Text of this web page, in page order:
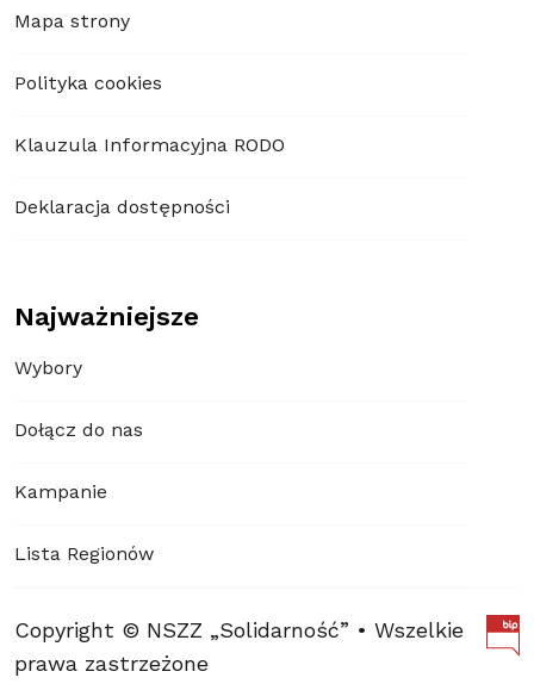
Mapa strony
Polityka cookies
Klauzula Informacyjna RODO
Deklaracja dostępności
Najważniejsze
Wybory
Dołącz do nas
Kampanie
Lista Regionów
Copyright © NSZZ „Solidarność” • Wszelkie
prawa zastrzeżone